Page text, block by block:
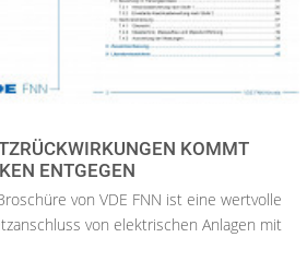
KOMMT
ENTGEGEN
von VDE FNN ist eine wertvolle
von elektrischen Anlagen mit